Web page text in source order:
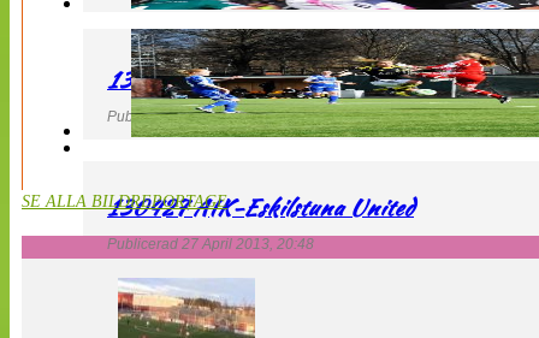
130427 LdB FC Malmö – Mallbackens IF
Publicerad 27 April 2013, 20:54
130427 AIK-Eskilstuna United
Publicerad 27 April 2013, 20:48
SE ALLA BILDREPORTAGE